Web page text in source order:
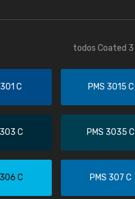
todos Coated 3
C PMS 3015 C
C PMS 3035 C
C PMS 307 C